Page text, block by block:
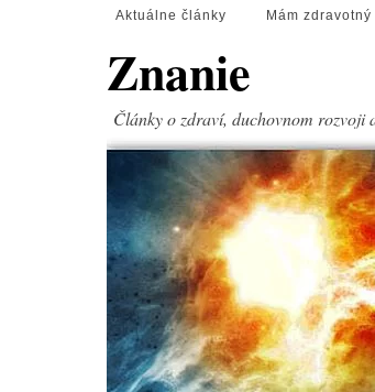
Aktuálne články Mám
Znanie
Články o zdraví, duchovnom rozvoji